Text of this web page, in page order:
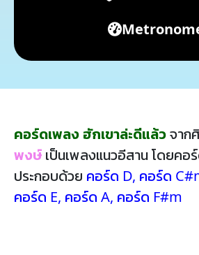
คอร์ดเพลง ฮักเขาล่ะดีแล้วจาก
พงษ์ เป็นเพลงแนวอีสาน โดยคอ
ประกอบด้วย คอร์ด D, คอร์ด
คอร์ด E, คอร์ด A, คอร์ด F#m